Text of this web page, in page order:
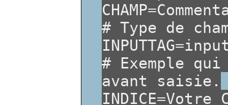
# Type de
# Exemple
avant saisie.
INDICE=Votre